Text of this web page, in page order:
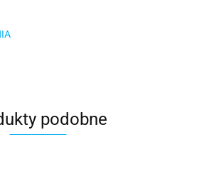
podobne